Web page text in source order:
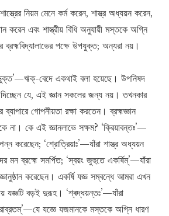
নিয়ম মেনে কর্ম করেন, শাস্ত্র অধ্যয়ন করেন,
করেন এবং শাস্ত্রীয় বিধি অনুযায়ী মস্তকে অগ্নি
ব্রহ্মবিদ্যালাভের পক্ষে উপযুক্ত; অন্যরা নয়।
বেদে একথাই বলা হয়েছে। উপনিষদ
যে, এই জ্ঞান সকলের জন্য নয়। তখনকার
ব্যাপারে গোপনীয়তা রক্ষা করতেন। ব্রহ্মজ্ঞান
না। কে এই জ্ঞানলাভে সক্ষম? ‘ক্রিয়াবন্তঃ’—
করেছেন; ‘শ্রোত্রিয়াঃ’—যাঁরা শাস্ত্র অধ্যয়ন
মন ব্রহ্মে সমর্পিত; ‘স্বয়ং জুহুতে একৰ্ষিম্‌’—যাঁরা
করেছেন। একৰ্ষি যজ্ঞ সম্বন্ধে আমরা এখন
যজ্ঞটি বড়ই দুরূহ। ‘শ্ৰদ্ধয়ন্তঃ’—যাঁরা
যজ্ঞে যজমানকে মস্তকে অগ্নি ধারণ